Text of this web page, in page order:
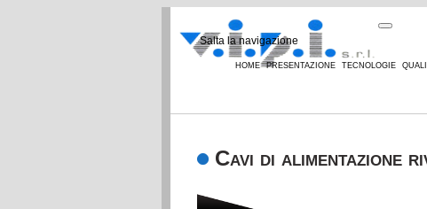
Salta la navigazione
home presentazione tecnologie
Cavi di alimentazione